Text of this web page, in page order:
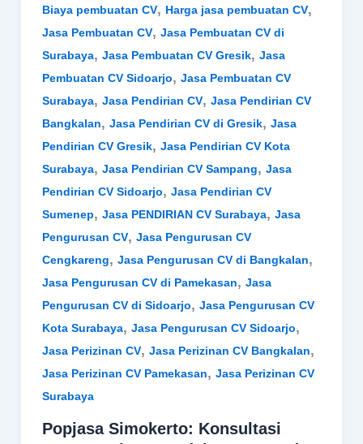
Biaya pembuatan CV, Harga jasa pembuatan CV,
Jasa Pembuatan CV, Jasa Pembuatan CV di
Surabaya, Jasa Pembuatan CV Gresik, Jasa
Pembuatan CV Sidoarjo, Jasa Pembuatan CV
Surabaya, Jasa Pendirian CV, Jasa Pendirian CV
Bangkalan, Jasa Pendirian CV di Gresik, Jasa
Pendirian CV Gresik, Jasa Pendirian CV Kota
Surabaya, Jasa Pendirian CV Sampang, Jasa
Pendirian CV Sidoarjo, Jasa Pendirian CV
Sumenep, Jasa PENDIRIAN CV Surabaya, Jasa
Pengurusan CV, Jasa Pengurusan CV
Cengkareng, Jasa Pengurusan CV di Bangkalan,
Jasa Pengurusan CV di Pamekasan, Jasa
Pengurusan CV di Sidoarjo, Jasa Pengurusan CV
Kota Surabaya, Jasa Pengurusan CV Sidoarjo,
Jasa Perizinan CV, Jasa Perizinan CV Bangkalan,
Jasa Perizinan CV Pamekasan, Jasa Perizinan CV
Surabaya
Popjasa Simokerto: Konsultasi